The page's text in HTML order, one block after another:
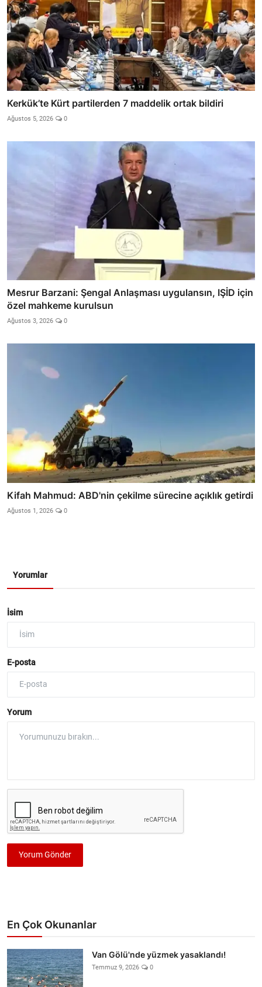
Kerkük’te Kürt partilerden 7 maddelik ortak bildiri
Ağustos 5, 2026 0
Mesrur Barzani: Şengal Anlaşması uygulansın, IŞİD için
özel mahkeme kurulsun
Ağustos 3, 2026 0
Kifah Mahmud: ABD'nin çekilme sürecine açıklık getirdi
Ağustos 1, 2026 0
Yorumlar
İsim
E-posta
Yorum
Yorum Gönder
En Çok Okunanlar
Van Gölü'nde yüzmek yasaklandı!
Temmuz 9, 2026 0